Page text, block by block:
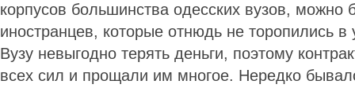
корпусов большинства одесских вузов, можно
иностранцев, которые отнюдь не торопились в
Вузу невыгодно терять деньги, поэтому
всех сил и прощали им многое. Нередко